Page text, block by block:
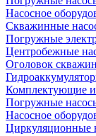
Насосное
Скважинные
Погружные
Центробежные
Оголовок
Комплектующие
Погружные
Насосное
Циркуляционные